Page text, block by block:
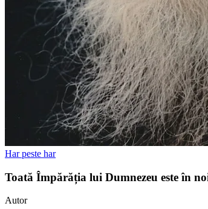
Har peste har
Toată Împărăția lui Dumnezeu este în
Autor